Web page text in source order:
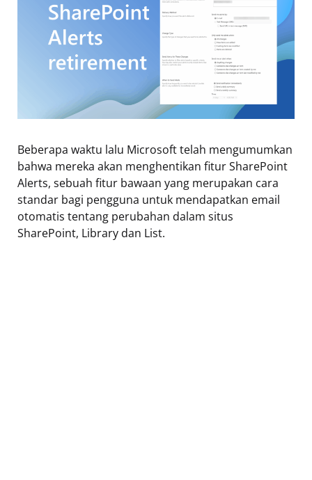
Beberapa waktu lalu Microsoft telah mengumumkan
bahwa mereka akan menghentikan fitur SharePoint
Alerts, sebuah fitur bawaan yang merupakan cara
standar bagi pengguna untuk mendapatkan email
otomatis tentang perubahan dalam situs
SharePoint, Library dan List.